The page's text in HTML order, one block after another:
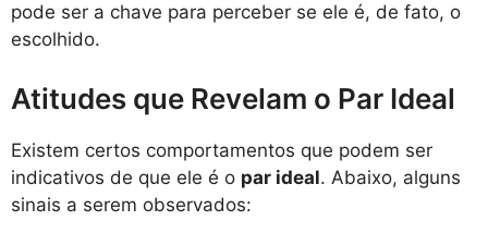
pode ser a chave para perceber se ele é, de fato, o
escolhido.
Atitudes que Revelam o Par Ideal
Existem certos comportamentos que podem ser
indicativos de que ele é o par ideal. Abaixo, alguns
sinais a serem observados: